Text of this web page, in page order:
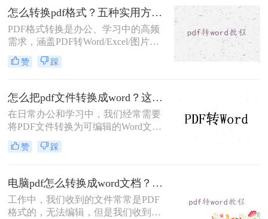
Word文档，以便进行编辑和修改。那
么如何将pdf转换成word呢？本文将介
绍三种将PDF转换成Word的实用方
法。
怎么转换pdf格式？五种实用方法全解析！
PDF格式转换是办公、学习中的高频
需求，涵盖PDF转Word/Excel/图片、
其他文件转PDF等多种场景。那么怎
么转换pdf格式呢？本文将介绍实用方
赞 踩
怎么把pdf文件转换成word？这2种方法快来试试吧！
在日常办公和学习中，我们经常需要
将PDF文件转换为可编辑的Word文
档，以便进行修改、编辑或进一步处
理。那么怎么把pdf文件转换成word
Word的高效方法，每种方法都有其独
特的优缺点和适用场景，用户可以根
据自己的需求灵活选择。
赞 踩
电脑pdf怎么转换成word文档？这2个方法可轻松解决！
工作中，我们收到的文件常常是PDF
格式的，无法编辑，但是我们收到的